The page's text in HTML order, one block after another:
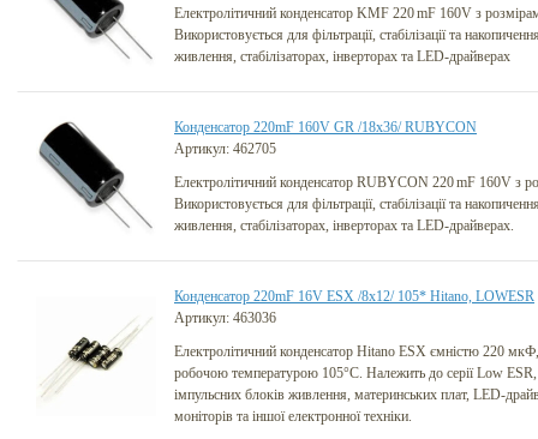
Електролітичний конденсатор KMF 220 mF 160V з
Використовується для фільтрації, стабілізації та
живлення, стабілізаторах, інверторах та LED-драйверах
Конденсатор 220mF 160V GR /18x36/ RUBYCON
Артикул: 462705
Електролітичний конденсатор RUBYCON 220 mF 160V з
Використовується для фільтрації, стабілізації та
живлення, стабілізаторах, інверторах та LED-драйверах.
Конденсатор 220mF 16V ESX /8x12/ 105* Hitano, LOWESR
Артикул: 463036
Електролітичний конденсатор Hitano ESX ємністю 220
робочою температурою 105°C. Належить до серії Low ESR,
імпульсних блоків живлення, материнських плат, LED-
моніторів та іншої електронної техніки.